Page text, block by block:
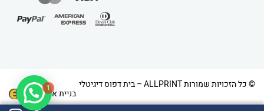
© כל הזכויות שמורות ALLPRINT – בית דפוס דיגיטלי
בניית אתרים
1